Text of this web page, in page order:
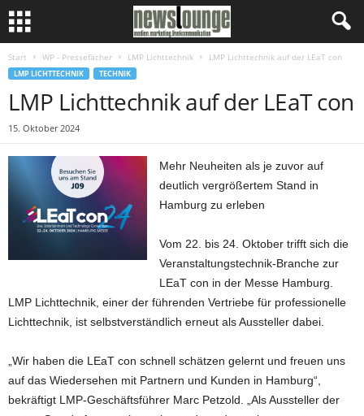
Start WP - Pressefächer LMP Lichttechnik LMP Lichttechnik auf der LEaT con
LMP LICHTTECHNIK TECHNIK
LMP Lichttechnik auf der LEaT con
15. Oktober 2024
Mehr Neuheiten als je zuvor auf
deutlich vergrößertem Stand in
Hamburg zu erleben
Vom 22. bis 24. Oktober trifft sich die
Veranstaltungstechnik-Branche zur
LEaT con in der Messe Hamburg.
LMP Lichttechnik, einer der führenden Vertriebe für professionelle
Lichttechnik, ist selbstverständlich erneut als Aussteller dabei.
„Wir haben die LEaT con schnell schätzen gelernt und freuen uns
auf das Wiedersehen mit Partnern und Kunden in Hamburg“,
bekräftigt LMP-Geschäftsführer Marc Petzold. „Als Aussteller der